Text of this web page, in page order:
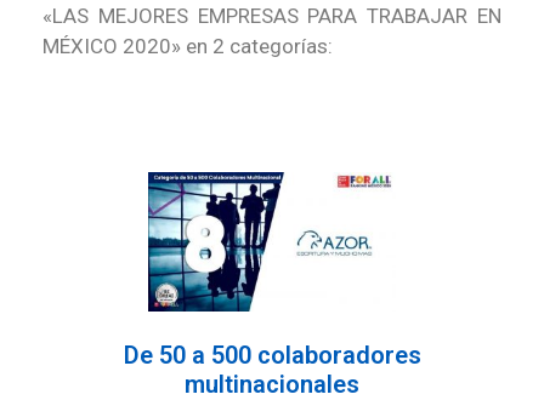
«LAS MEJORES EMPRESAS PARA TRABAJAR EN
MÉXICO 2020» en 2 categorías:
De 50 a 500 colaboradores
multinacionales